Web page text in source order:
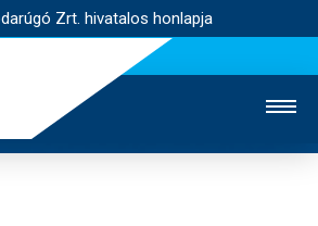
Zrt. hivatalos honlapja